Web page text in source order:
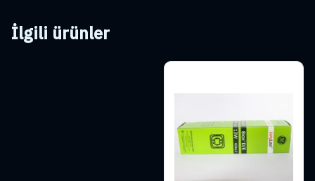
İlgili ürünler